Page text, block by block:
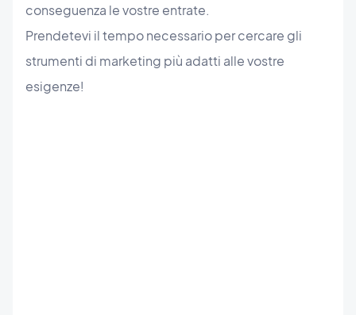
conseguenza le vostre entrate.
Prendetevi il tempo necessario per cercare gli
strumenti di marketing più adatti alle vostre
esigenze!